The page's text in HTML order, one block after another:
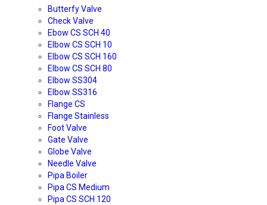
Butterfy Valve
Check Valve
Ebow CS SCH 40
Elbow CS SCH 10
Elbow CS SCH 160
Elbow CS SCH 80
Elbow SS304
Elbow SS316
Flange CS
Flange Stainless
Foot Valve
Gate Valve
Globe Valve
Needle Valve
Pipa Boiler
Pipa CS Medium
Pipa CS SCH 120